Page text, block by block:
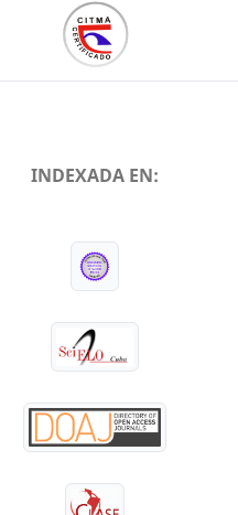
INDEXADA EN: